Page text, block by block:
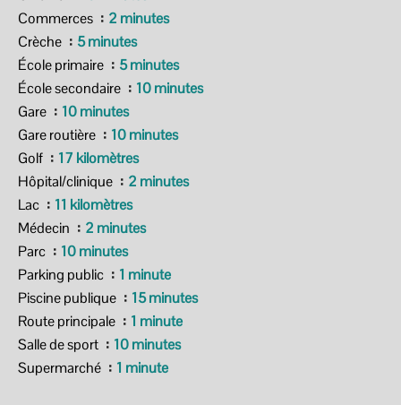
Commerces
2 minutes
Crèche
5 minutes
École primaire
5 minutes
École secondaire
10 minutes
Gare
10 minutes
Gare routière
10 minutes
Golf
17 kilomètres
Hôpital/clinique
2 minutes
Lac
11 kilomètres
Médecin
2 minutes
Parc
10 minutes
Parking public
1 minute
Piscine publique
15 minutes
Route principale
1 minute
Salle de sport
10 minutes
Supermarché
1 minute